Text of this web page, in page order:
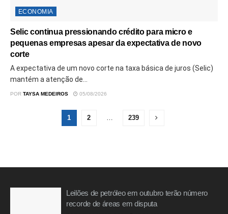
ECONOMIA
Selic continua pressionando crédito para micro e
pequenas empresas apesar da expectativa de novo
corte
A expectativa de um novo corte na taxa básica de juros (Selic)
mantém a atenção de...
POR TAYSA MEDEIROS 05/08/2026
1 2 239
Leilões de petróleo em outubro terão número
recorde de áreas em disputa